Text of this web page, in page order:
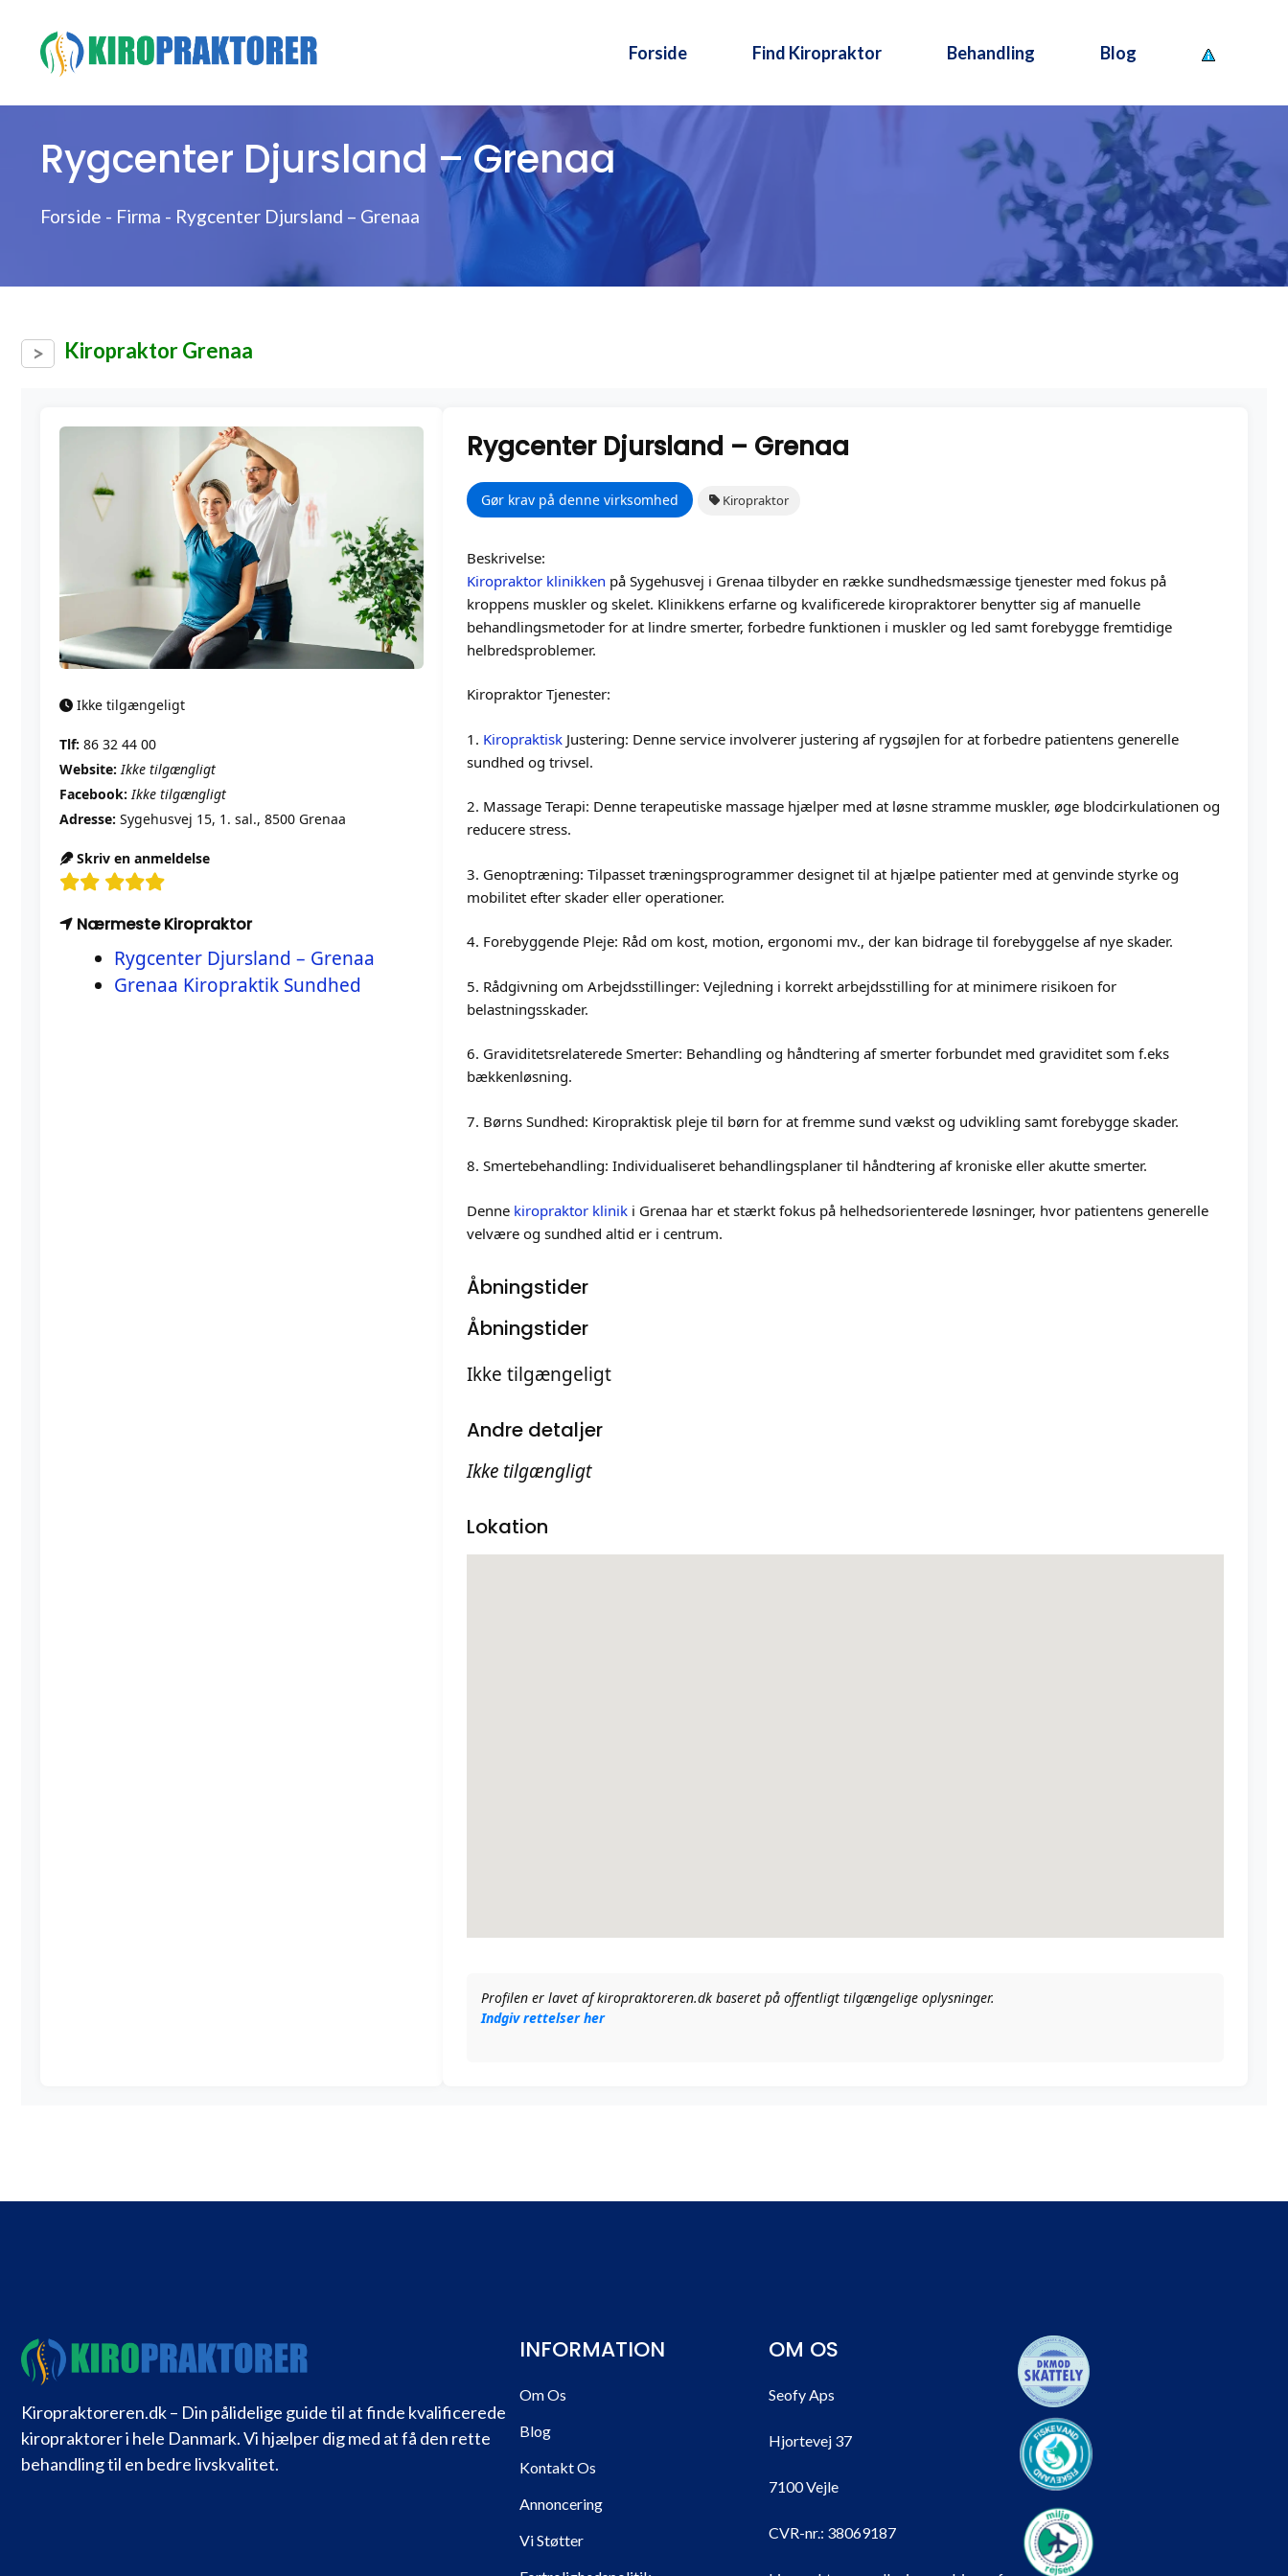
indhold
Forside Find Kiropraktor Behandling Blog
Rygcenter Djursland – Grenaa
Forside - Firma - Rygcenter Djursland – Grenaa
Kiropraktor Grenaa
Ikke tilgængeligt
Tlf: 86 32 44 00
Website: Ikke tilgængligt
Facebook: Ikke tilgængligt
Adresse: Sygehusvej 15, 1. sal., 8500 Grenaa
Skriv en anmeldelse
Nærmeste Kiropraktor
Rygcenter Djursland – Grenaa
Grenaa Kiropraktik Sundhed
Rygcenter Djursland – Grenaa
Gør krav på denne virksomhed Kiropraktor
Beskrivelse:
Kiropraktor klinikken på Sygehusvej i Grenaa tilbyder en række sundhedsmæssige tjenester med fokus på
kroppens muskler og skelet. Klinikkens erfarne og kvalificerede kiropraktorer benytter sig af manuelle
behandlingsmetoder for at lindre smerter, forbedre funktionen i muskler og led samt forebygge fremtidige
helbredsproblemer.
Kiropraktor Tjenester:
1. Kiropraktisk Justering: Denne service involverer justering af rygsøjlen for at forbedre patientens generelle
sundhed og trivsel.
2. Massage Terapi: Denne terapeutiske massage hjælper med at løsne stramme muskler, øge blodcirkulationen og
reducere stress.
3. Genoptræning: Tilpasset træningsprogrammer designet til at hjælpe patienter med at genvinde styrke og
mobilitet efter skader eller operationer.
4. Forebyggende Pleje: Råd om kost, motion, ergonomi mv., der kan bidrage til forebyggelse af nye skader.
5. Rådgivning om Arbejdsstillinger: Vejledning i korrekt arbejdsstilling for at minimere risikoen for
belastningsskader.
6. Graviditetsrelaterede Smerter: Behandling og håndtering af smerter forbundet med graviditet som f.eks
bækkenløsning.
7. Børns Sundhed: Kiropraktisk pleje til børn for at fremme sund vækst og udvikling samt forebygge skader.
8. Smertebehandling: Individualiseret behandlingsplaner til håndtering af kroniske eller akutte smerter.
Denne kiropraktor klinik i Grenaa har et stærkt fokus på helhedsorienterede løsninger, hvor patientens generelle
velvære og sundhed altid er i centrum.
Åbningstider
Åbningstider
Ikke tilgængeligt
Andre detaljer
Ikke tilgængligt
Lokation
Profilen er lavet af kiropraktoreren.dk baseret på offentligt tilgængelige oplysninger.
Indgiv rettelser her
Kiropraktoreren.dk – Din pålidelige guide til at finde kvalificerede
kiropraktorer i hele Danmark. Vi hjælper dig med at få den rette
behandling til en bedre livskvalitet.
INFORMATION
Om Os
Blog
Kontakt Os
Annoncering
Vi Støtter
OM OS
Seofy Aps
Hjortevej 37
7100 Vejle
CVR-nr.: 38069187